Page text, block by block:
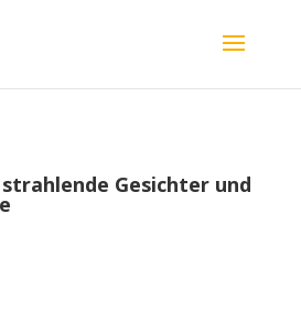
Gesichter und